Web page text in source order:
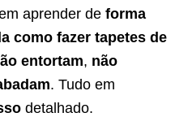
aprender de forma
como fazer tapetes de
entortam, não
. Tudo em
detalhado.